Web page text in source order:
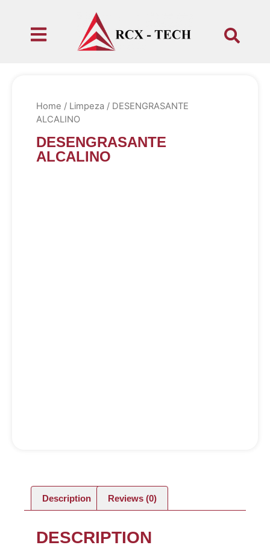
Home / Limpeza / DESENGRASANTE
ALCALINO
DESENGRASANTE
ALCALINO
Description Reviews (0)
DESCRIPTION